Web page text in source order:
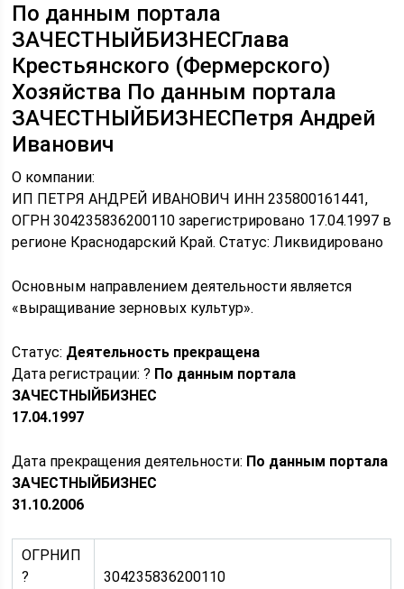
По данным портала
ЗАЧЕСТНЫЙБИЗНЕСГлава
Крестьянского (Фермерского)
Хозяйства По данным портала
ЗАЧЕСТНЫЙБИЗНЕСПетря Андрей
Иванович
О компании:
ИП ПЕТРЯ АНДРЕЙ ИВАНОВИЧ ИНН 235800161441,
ОГРН 304235836200110 зарегистрировано 17.04.1997 в
регионе Краснодарский Край. Статус: Ликвидировано
Основным направлением деятельности является
«выращивание зерновых культур».
Статус: Деятельность прекращена
Дата регистрации: ? По данным портала
ЗАЧЕСТНЫЙБИЗНЕС
17.04.1997
Дата прекращения деятельности: По данным портала
ЗАЧЕСТНЫЙБИЗНЕС
31.10.2006
ОГРНИП
?
304235836200110